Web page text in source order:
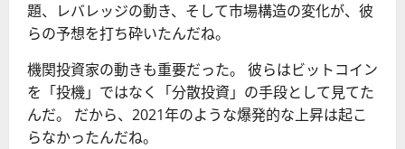
題、レバレッジの動き、そして市場構造の変化が、彼
らの予想を打ち砕いたんだね。
機関投資家の動きも重要だった。 彼らはビットコイン
を「投機」ではなく「分散投資」の手段として見てた
んだ。 だから、2021年のような爆発的な上昇は起こ
らなかったんだね。